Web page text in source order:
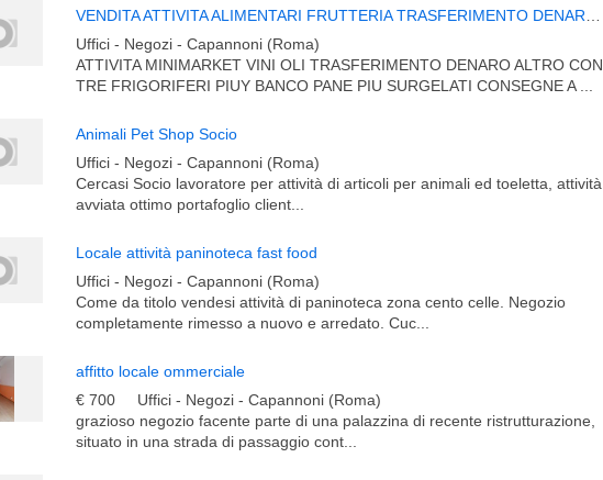
Uffici - Negozi - Capannoni (Roma)
ATTIVITA MINIMARKET VINI OLI TRASFERIMENTO DENARO ALTRO CON
TRE FRIGORIFERI PIUY BANCO PANE PIU SURGELATI CONSEGNE A ...
Animali Pet Shop Socio
Uffici - Negozi - Capannoni (Roma)
Cercasi Socio lavoratore per attività di articoli per animali ed toeletta, attività
avviata ottimo portafoglio client...
Locale attività paninoteca fast food
Uffici - Negozi - Capannoni (Roma)
Come da titolo vendesi attività di paninoteca zona cento celle. Negozio
completamente rimesso a nuovo e arredato. Cuc...
affitto locale ommerciale
€ 700
Uffici - Negozi - Capannoni (Roma)
grazioso negozio facente parte di una palazzina di recente ristrutturazione,
situato in una strada di passaggio cont...